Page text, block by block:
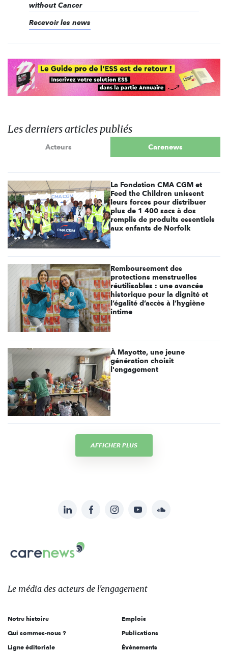
without Cancer
Recevoir les news
Les derniers articles publiés
Acteurs Carenews
La Fondation CMA CGM et
Feed the Children unissent
leurs forces pour distribuer
plus de 1 400 sacs à dos
remplis de produits essentiels
aux enfants de Norfolk
Remboursement des
protections menstruelles
réutilisables : une avancée
historique pour la dignité et
l’égalité d’accès à l’hygiène
intime
À Mayotte, une jeune
génération choisit
l'engagement
AFFICHER PLUS
sur:
LinkedInFacebookInstagramYouTubeSoundcloud
Carenews,
Le
des
l'engagement
Le média des acteurs de l'engagement
Notre histoire
Qui sommes-nous ?
Ligne éditoriale
Emplois
Publications
Évènements